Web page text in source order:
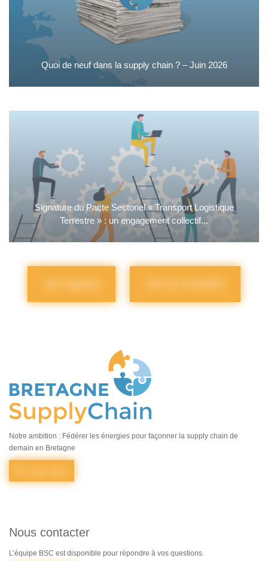
Quoi de neuf dans la supply chain ? – Juin 2026
Signature du Pacte Sectoriel « Transport Logistique
Terrestre » : un engagement collectif...
Notre ambition : Fédérer les énergies pour façonner la supply chain de
demain en Bretagne
Nous contacter
L’équipe BSC est disponible pour répondre à vos questions.